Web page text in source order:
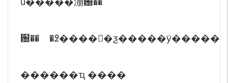
������ҵ ����